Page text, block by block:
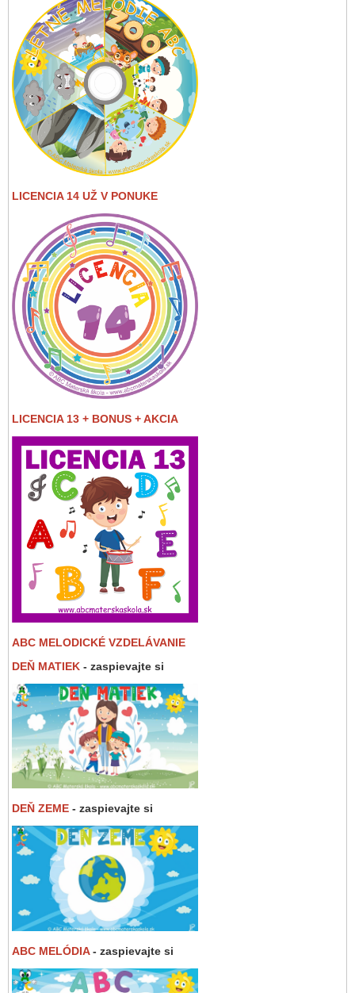
LICENCIA 14 UŽ V PONUKE
LICENCIA 13 + BONUS + AKCIA
ABC MELODICKÉ VZDELÁVANIE
DEŇ MATIEK - zaspievajte si
DEŇ ZEME - zaspievajte si
ABC MELÓDIA- zaspievajte si